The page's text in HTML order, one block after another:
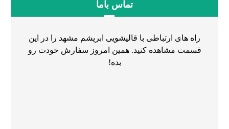
تماس باما
راه های ارتباطی با قالیشویی ابریشم مشهد را در این
قسمت مشاهده کنید. همین امروز سفارش خودت رو
بده!